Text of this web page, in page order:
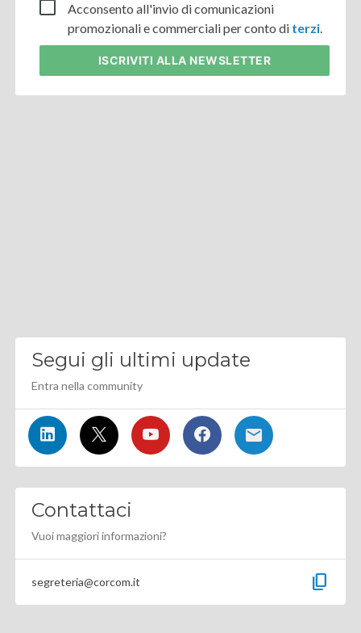
Acconsento all'invio di comunicazioni
promozionali e commerciali per conto di terzi.
ISCRIVITI ALLA NEWSLETTER
Segui gli ultimi update
Entra nella community
Contattaci
Vuoi maggiori informazioni?
segreteria@corcom.it content_copy